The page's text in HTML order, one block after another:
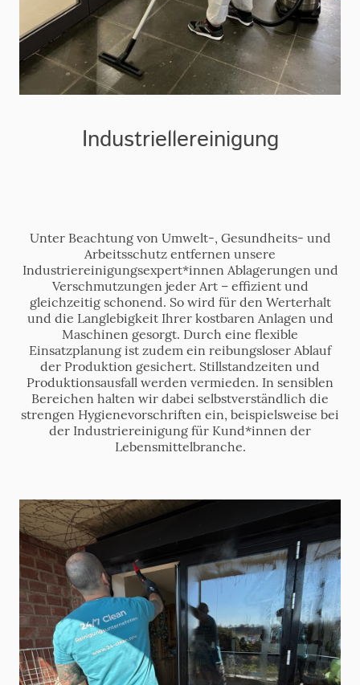
Industriellereinigung
Unter Beachtung von Umwelt-, Gesundheits- und
Arbeitsschutz entfernen unsere
Industriereinigungsexpert*innen Ablagerungen und
Verschmutzungen jeder Art – effizient und
gleichzeitig schonend. So wird für den Werterhalt
und die Langlebigkeit Ihrer kostbaren Anlagen und
Maschinen gesorgt. Durch eine flexible
Einsatzplanung ist zudem ein reibungsloser Ablauf
der Produktion gesichert. Stillstandzeiten und
Produktionsausfall werden vermieden. In sensiblen
Bereichen halten wir dabei selbstverständlich die
strengen Hygienevorschriften ein, beispielsweise bei
der Industriereinigung für Kund*innen der
Lebensmittelbranche.